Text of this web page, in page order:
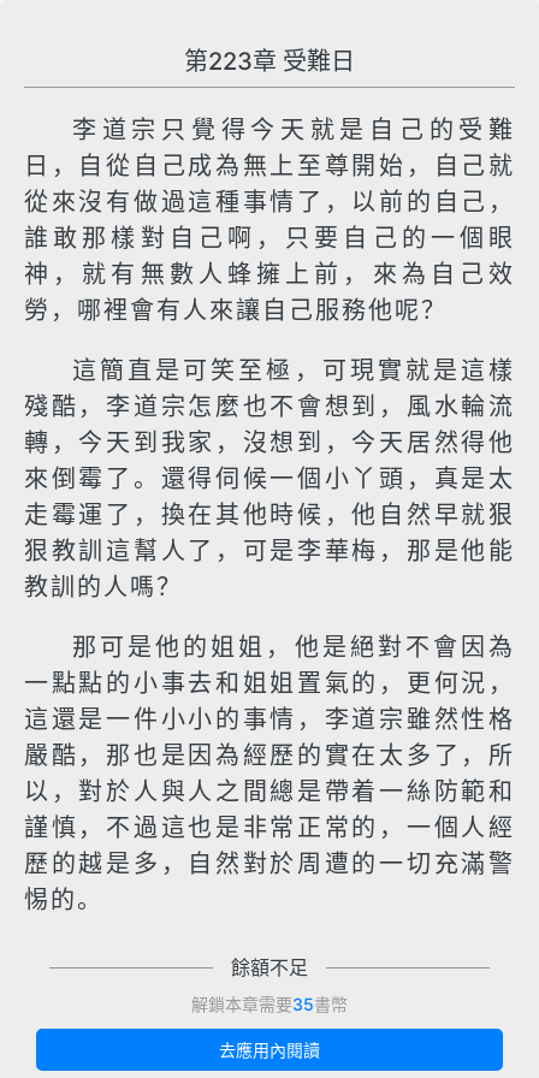
第223章 受難日
李道宗只覺得今天就是自己的受難
日，自從自己成為無上至尊開始，自己就
從來沒有做過這種事情了，以前的自己，
誰敢那樣對自己啊，只要自己的一個眼
神，就有無數人蜂擁上前，來為自己效
勞，哪裡會有人來讓自己服務他呢？
這簡直是可笑至極，可現實就是這樣
殘酷，李道宗怎麼也不會想到，風水輪流
轉，今天到我家，沒想到，今天居然得他
來倒霉了。還得伺候一個小丫頭，真是太
走霉運了，換在其他時候，他自然早就狠
狠教訓這幫人了，可是李華梅，那是他能
教訓的人嗎？
那可是他的姐姐，他是絕對不會因為
一點點的小事去和姐姐置氣的，更何況，
這還是一件小小的事情，李道宗雖然性格
嚴酷，那也是因為經歷的實在太多了，所
以，對於人與人之間總是帶着一絲防範和
謹慎，不過這也是非常正常的，一個人經
歷的越是多，自然對於周遭的一切充滿警
惕的。
餘額不足
解鎖本章需要35書幣
去應用內閱讀